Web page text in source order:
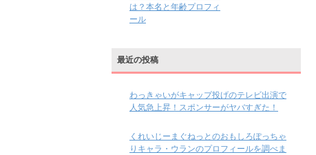
は？本名と年齢プロフィ
ール
最近の投稿
わっきゃいがキャップ投げのテレビ出演で
人気急上昇！スポンサーがヤバすぎた！
くれいじーまぐねっとのおもしろぽっちゃ
りキャラ・ウランのプロフィールを調べま